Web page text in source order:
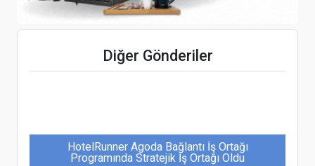
Diğer Gönderiler
Rus otellerinde 'her şey dahil' standartları geliyor
HotelRunner Agoda Bağlantı İş Ortağı
Programında Stratejik İş Ortağı Oldu